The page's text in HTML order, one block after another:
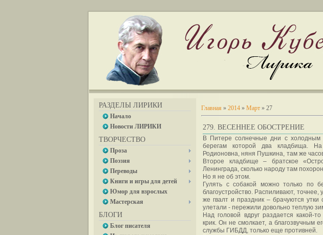
РАЗДЕЛЫ ЛИРИКИ
Начало
Новости ЛИРИКИ
ТВОРЧЕСТВО
Проза
Поэзия
Переводы
Книги и игры для детей
Юмор для взрослых
Мастерская
БЛОГИ
Блог писателя
Главная » 2014 » Март » 27
279. ВЕСЕННЕЕ ОБОСТРЕНИЕ
В Питере солнечные дни с холодным
берегам которой два кладбища.
Родионовна, няня Пушкина, там же
Второе кладбище – братское
Ленинграда, сколько народу там
Но я не об этом.
Гулять с собакой можно только по
благоустройство. Распиливают,
же гвалт и праздник – брачуются
улетали - пережили довольно теплую
Над головой вдруг раздается какой-
крик. Он не смолкает, а благозвучным
службы ГИБДД, только еще противней.